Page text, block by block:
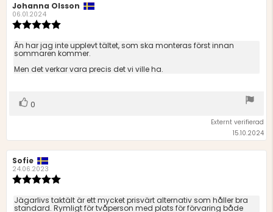
Recensionsförfattare:
Johanna Olsson
06.01.2024
utav
5
Recensionstext:
Än har jag inte upplevt tältet, som ska monteras först innan
sommaren kommer.
Men det verkar vara precis det vi ville ha.
Rösta
0
Externt verifierad
15.10.2024
Recensionsförfattare:
Sofie
24.06.2023
utav
5
Recensionstext:
Jägarlivs taktält är ett mycket prisvärt alternativ som håller bra
standard. Rymligt för tvåperson med plats för förvaring både